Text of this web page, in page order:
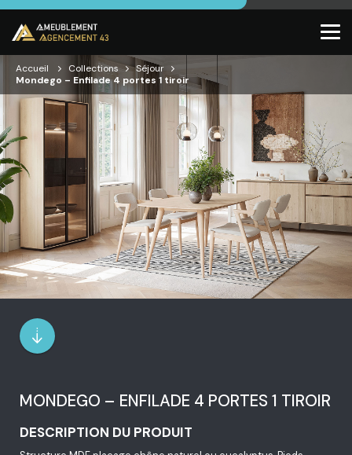
Accueil Collections
Séjour
Mondego – Enfilade 4 portes 1 tiroir
MONDEGO – ENFILADE 4 PORTES 1 TIROIR
DESCRIPTION DU PRODUIT